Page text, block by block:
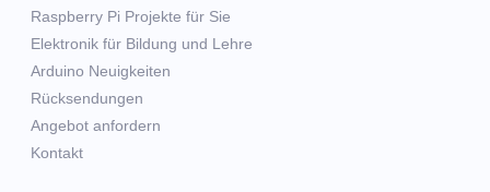
Raspberry Pi Projekte für Sie
Elektronik für Bildung und Lehre
Arduino Neuigkeiten
Rücksendungen
Angebot anfordern
Kontakt